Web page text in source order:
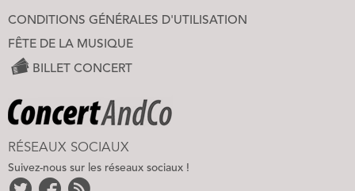
CONDITIONS GÉNÉRALES D'UTILISATION
FÊTE DE LA MUSIQUE
BILLET CONCERT
RÉSEAUX SOCIAUX
Suivez-nous sur les réseaux sociaux !